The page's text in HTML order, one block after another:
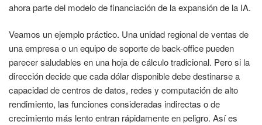
ahora parte del modelo de financiación de la expansión de la IA.
Veamos un ejemplo práctico. Una unidad regional de ventas de
una empresa o un equipo de soporte de back-office pueden
parecer saludables en una hoja de cálculo tradicional. Pero si la
dirección decide que cada dólar disponible debe destinarse a
capacidad de centros de datos, redes y computación de alto
rendimiento, las funciones consideradas indirectas o de
crecimiento más lento entran rápidamente en peligro. Así es